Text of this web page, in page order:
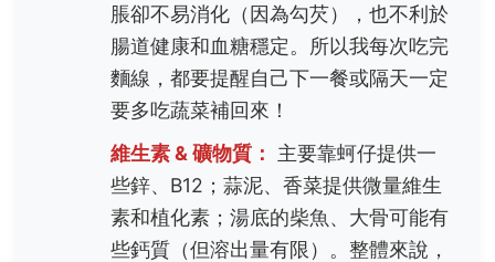
脹卻不易消化（因為勾芡），也不利於
腸道健康和血糖穩定。所以我每次吃完
麵線，都要提醒自己下一餐或隔天一定
要多吃蔬菜補回來！
維生素 & 礦物質：
主要靠蚵仔提供一
些鋅、B12；蒜泥、香菜提供微量維生
素和植化素；湯底的柴魚、大骨可能有
些鈣質（但溶出量有限）。整體來說，